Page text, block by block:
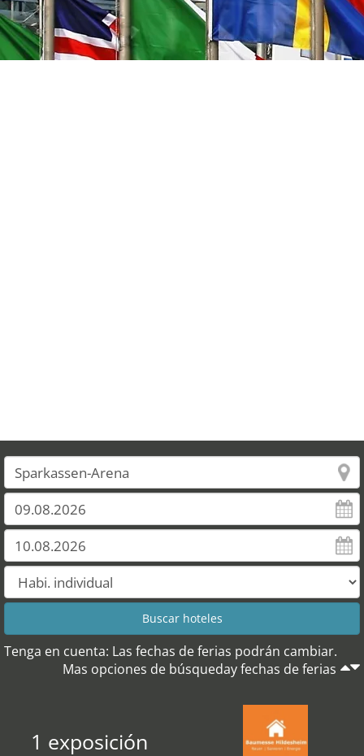
Tenga en cuenta: Las fechas de ferias podrán cambiar.
Mas opciones de búsqueday fechas de ferias
1 exposición